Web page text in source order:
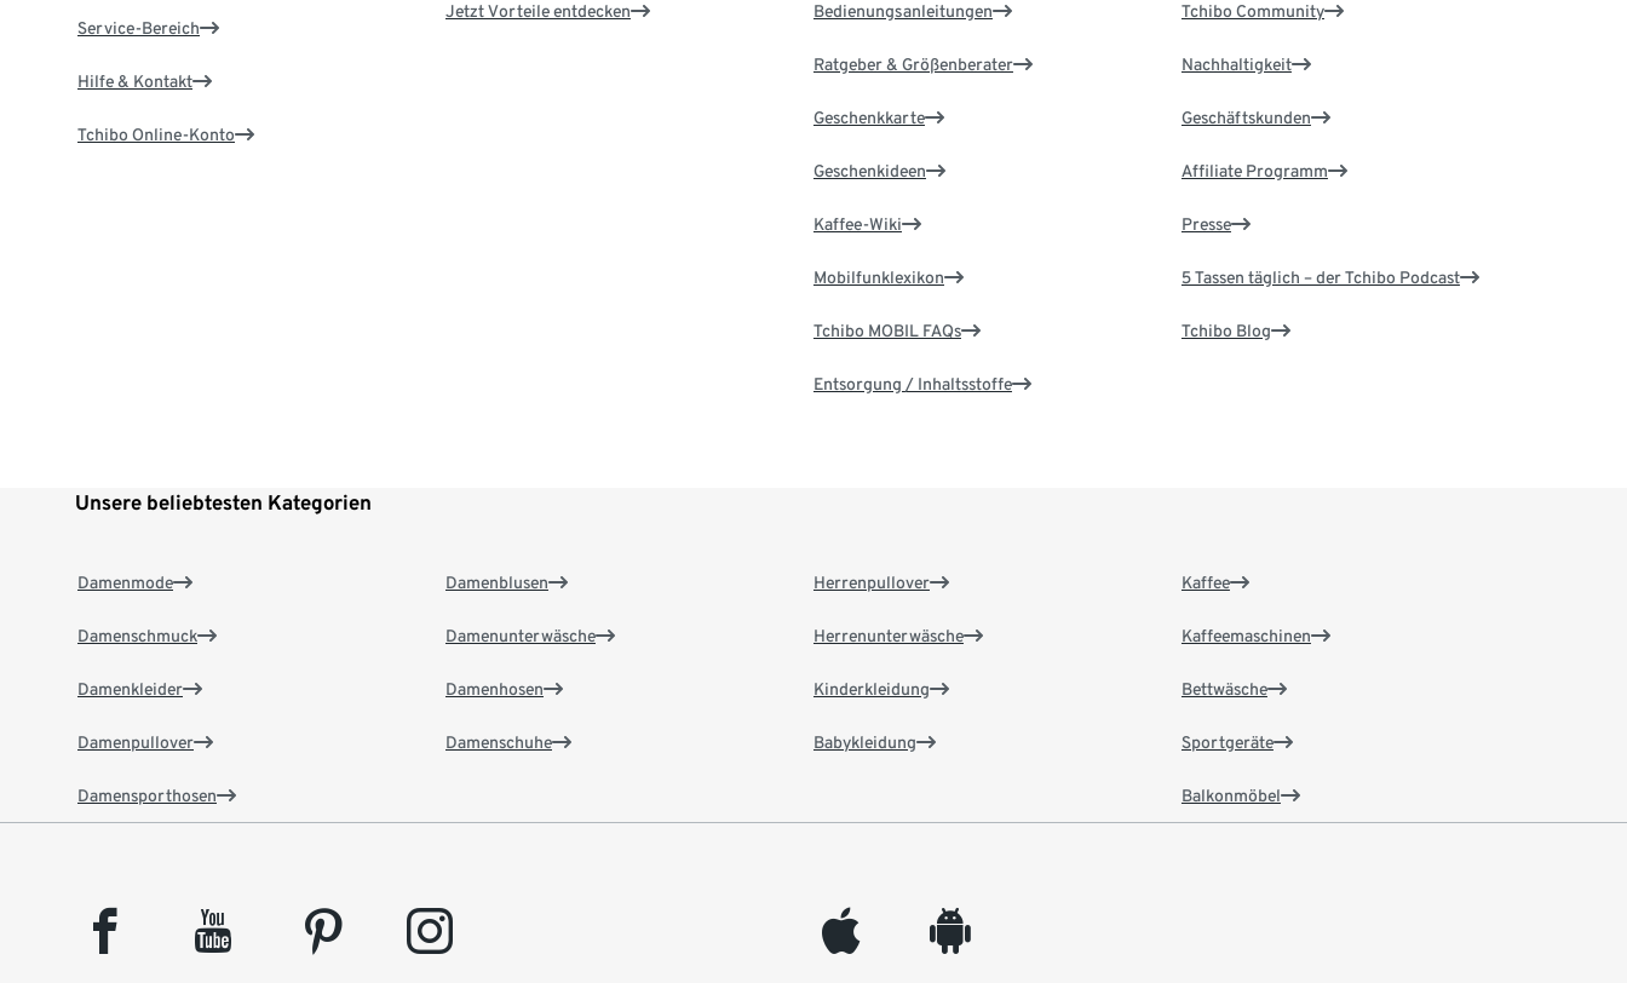
Service-Bereich
Hilfe & Kontakt
Tchibo Online-Konto
Jetzt Vorteile entdecken Bedienungsanleitungen
Ratgeber & Größenberater
Geschenkkarte
Geschenkideen
Kaffee-Wiki
Mobilfunklexikon
Tchibo MOBIL FAQs
Entsorgung / Inhaltsstoffe
Tchibo Community
Nachhaltigkeit
Geschäftskunden
Affiliate Programm
Presse
5 Tassen täglich – der Tchibo Podcast
Tchibo Blog
Unsere beliebtesten Kategorien
Damenmode
Damenschmuck
Damenkleider
Damenpullover
Damensporthosen
Damenblusen
Damenunterwäsche
Damenhosen
Damenschuhe
Herrenpullover
Herrenunterwäsche
Kinderkleidung
Babykleidung
Kaffee
Kaffeemaschinen
Bettwäsche
Sportgeräte
Balkonmöbel
facebook youtube pinterest instagram appleinc android